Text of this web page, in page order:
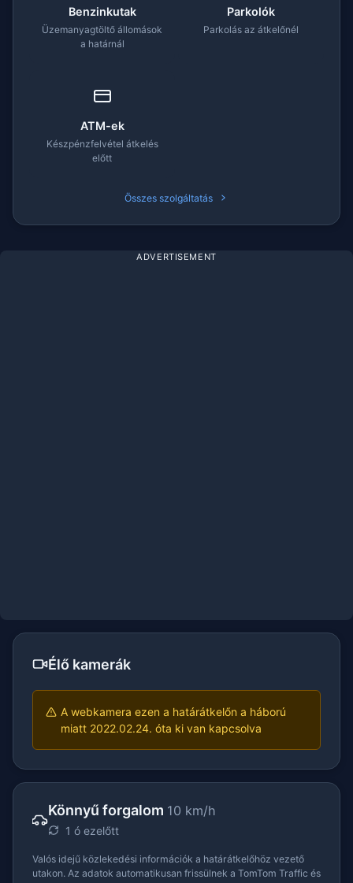
Benzinkutak
Üzemanyagtöltő állomások
a határnál
Parkolók
Parkolás az átkelőnél
ATM-ek
Készpénzfelvétel átkelés
előtt
Összes szolgáltatás
ADVERTISEMENT
Élő kamerák
A webkamera ezen a határátkelőn a háború
miatt 2022.02.24. óta ki van kapcsolva
Könnyű forgalom 10 km/h
1 ó ezelőtt
Valós idejű közlekedési információk a határátkelőhöz vezető
utakon. Az adatok automatikusan frissülnek a TomTom Traffic és